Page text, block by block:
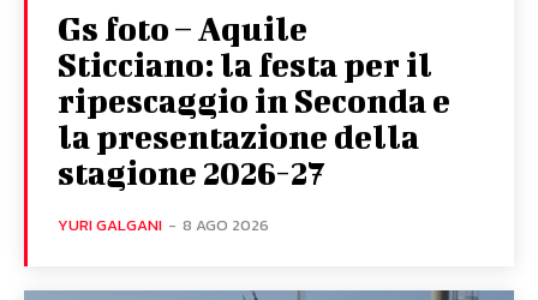
Gs foto – Aquile
Sticciano: la festa per il
ripescaggio in Seconda e
la presentazione della
stagione 2026-27
YURI GALGANI - 8 AGO 2026